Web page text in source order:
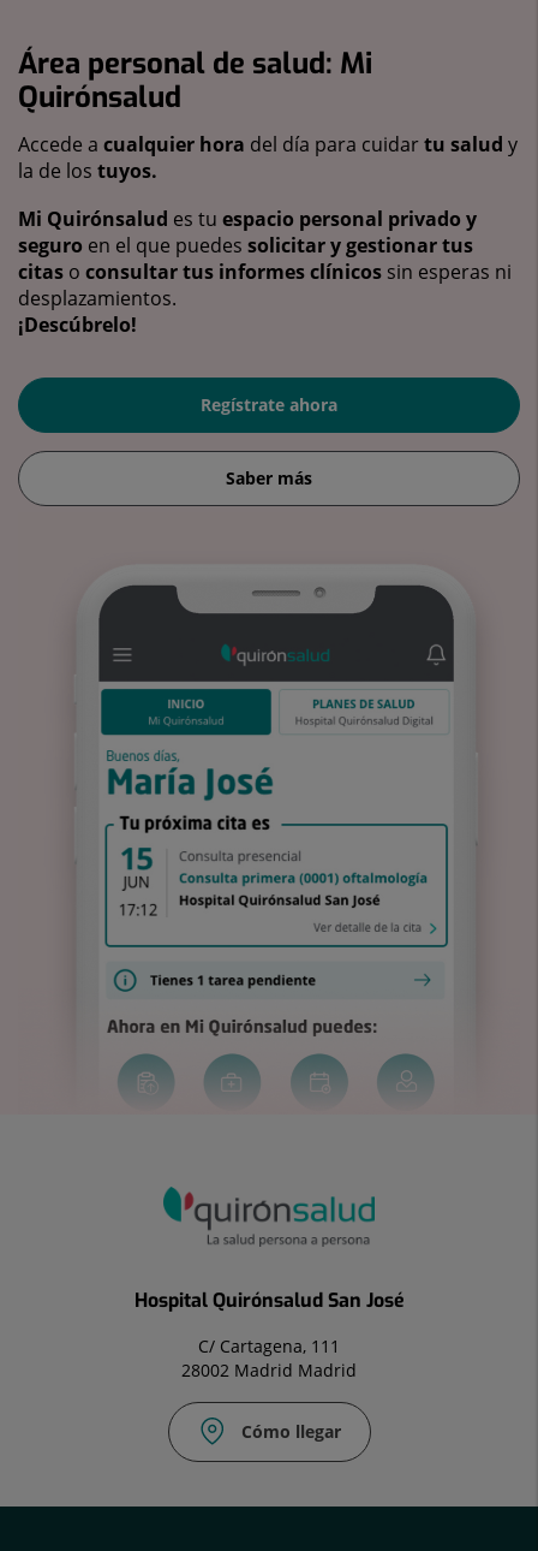
Área personal de salud: Mi
Quirónsalud
Accede a cualquier hora del día para cuidartu salud y
la de los tuyos.
Mi Quirónsalud es tu espacio personal privado y
seguro en el que puedes solicitar y gestionar tus
citas o consultar tus informes clínicos sin esperas ni
desplazamientos.
¡Descúbrelo!
Regístrate ahora
Saber más
Hospital Quirónsalud San José
C/ Cartagena, 111
28002 Madrid Madrid
Cómo llegar